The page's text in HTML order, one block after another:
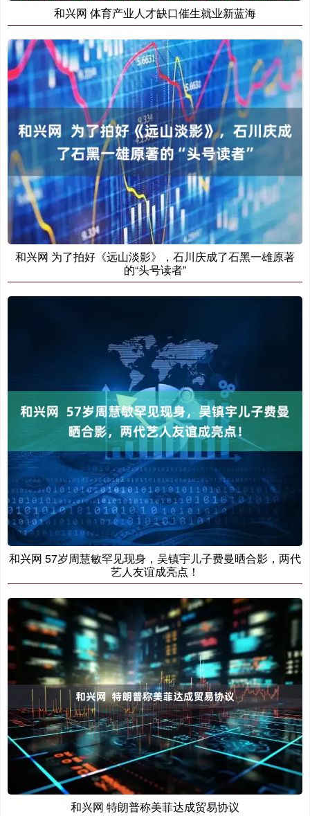
和兴网 体育产业人才缺口催生就业新蓝海
和兴网 为了拍好《远山淡影》，石川庆成了石黑一雄原著
的“头号读者”
和兴网 57岁周慧敏罕见现身，吴镇宇儿子费曼晒合影，两代
艺人友谊成亮点！
和兴网 特朗普称美菲达成贸易协议